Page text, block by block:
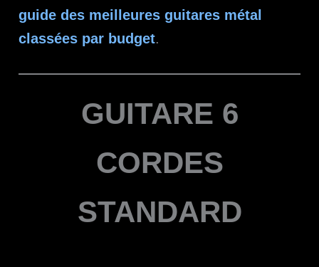
guide des meilleures guitares métal
classées par budget.
GUITARE 6
CORDES
STANDARD